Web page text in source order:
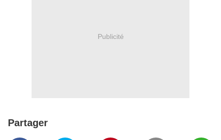
Publicité
Partager